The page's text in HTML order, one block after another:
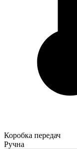
Коробка передач
Ручна